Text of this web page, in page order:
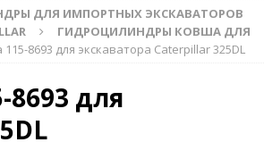
ДЛЯ ИМПОРТНЫХ ЭКСКАВАТОРОВ
ГИДРОЦИЛИНДРЫ КОВША ДЛЯ
8693 для экскаватора Caterpillar 325DL
для